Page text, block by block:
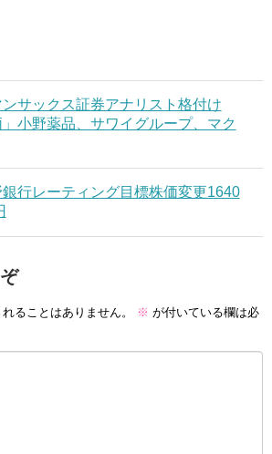
サックス証券アナリスト格付け
」小野薬品、サワイグループ、マク
銀行レーティング目標株価変更1640
ることはありません。 ※ が付いている欄は必